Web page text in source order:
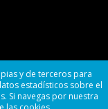
y de terceros para
estadísticos sobre el
Si navegas por nuestra